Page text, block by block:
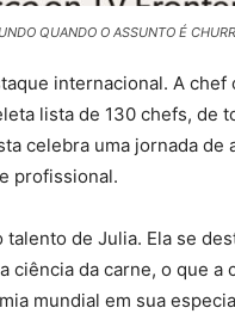
QUANDO O ASSUNTO É
internacional. A chef
lista de 130 chefs, de
celebra uma jornada de
profissional.
de Julia. Ela se
ciência da carne, o que a
mundial em sua